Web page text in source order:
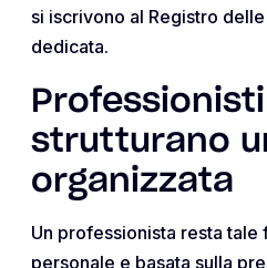
si iscrivono al Registro
dedicata.
strutturano
organizzata
Un professionista resta tale
personale e basata sulla